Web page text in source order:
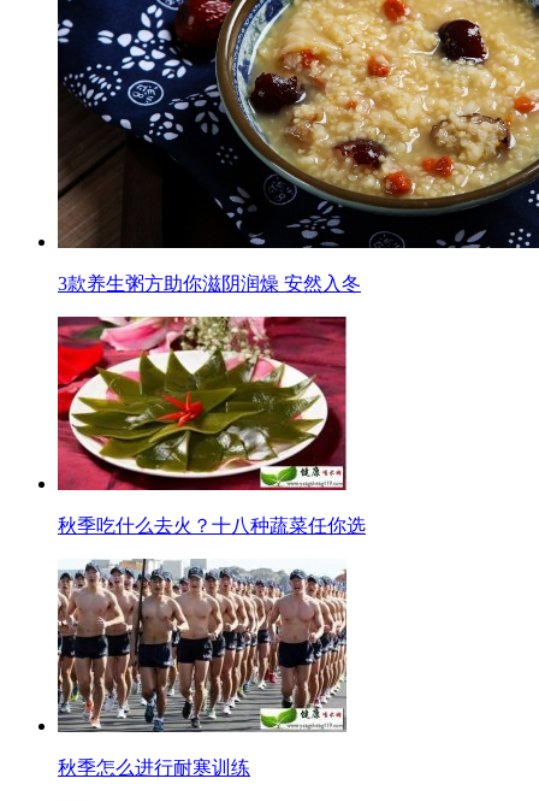
3款养生粥方助你滋阴润燥 安然入冬
秋季吃什么去火？十八种蔬菜任你选
秋季怎么进行耐寒训练